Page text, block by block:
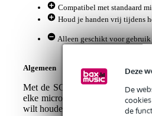
Deze
De
de
Compatibel met standaard
Houd je handen vrij tijdens
Alleen geschikt voor gebruik
Algemeen
Met de SOMA Mic-Stand
elke microfoonstandaard.
wilt houden!